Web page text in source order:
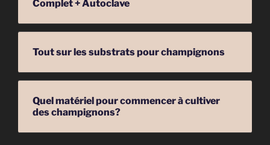
Complet + Autoclave
Tout sur les substrats pour champignons
Quel matériel pour commencer à cultiver
des champignons?